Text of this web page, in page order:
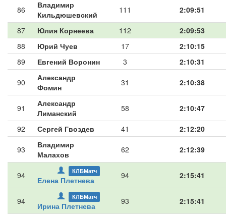
86
Владимир
Кильдюшевский
111 2:09:51
87 Юлия Корнеева 112
2:09:53
88
Юрий Чуев 17
2:10:15
89
Евгений Воронин 3 2:10:31
90
Александр
Фомин
31 2:10:38
91
Александр
Лиманский
58 2:10:47
92 Сергей Гвоздев 41 2:12:20
93
Владимир
Малахов
62 2:12:39
94 КЛБМатч
Елена Плетнева 94 2:15:41
94 КЛБМатч
Ирина Плетнева 93 2:15:41